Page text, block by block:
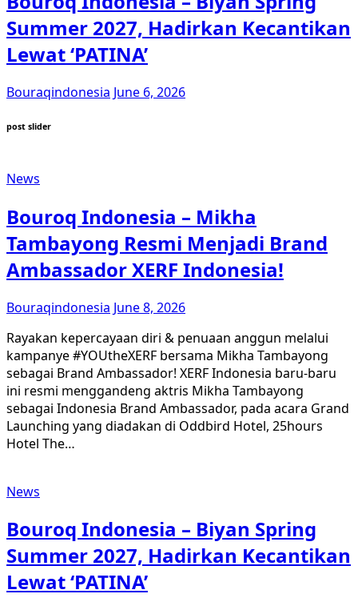
Summer 2027, Hadirkan Kecantikan
Lewat ‘PATINA’
Bouraqindonesia June 6, 2026
post slider
News
Bouroq Indonesia – Mikha
Tambayong Resmi Menjadi Brand
Ambassador XERF Indonesia!
Bouraqindonesia June 8, 2026
Rayakan kepercayaan diri & penuaan anggun melalui
kampanye #YOUtheXERF bersama Mikha Tambayong
sebagai Brand Ambassador! XERF Indonesia baru-baru
ini resmi menggandeng aktris Mikha Tambayong
sebagai Indonesia Brand Ambassador, pada acara Grand
Launching yang diadakan di Oddbird Hotel, 25hours
Hotel The…
News
Bouroq Indonesia – Biyan Spring
Summer 2027, Hadirkan Kecantikan
Lewat ‘PATINA’